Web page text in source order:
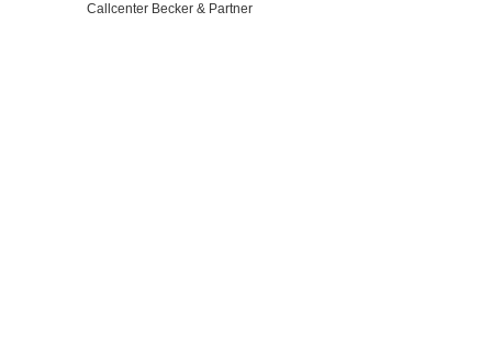
Callcenter Becker & Partner